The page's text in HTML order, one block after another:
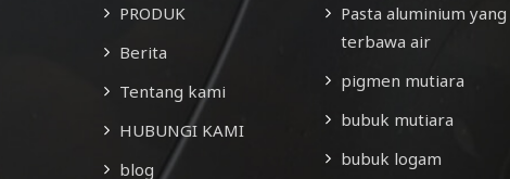
PRODUK
Berita
Tentang kami
HUBUNGI KAMI
blog
Pasta aluminium yang
terbawa air
pigmen mutiara
bubuk mutiara
bubuk logam